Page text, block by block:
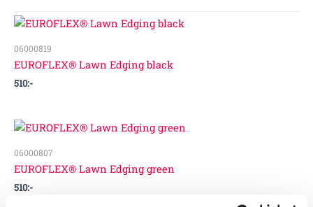
06000819
EUROFLEX® Lawn Edging black
510:-
06000807
EUROFLEX® Lawn Edging green
510:-